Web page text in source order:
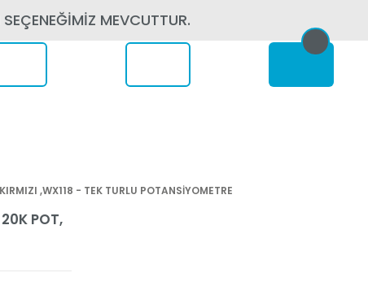
MEVCUTTUR.
,WX118 - TEK TURLU POTANSİYOMETRE
POT,